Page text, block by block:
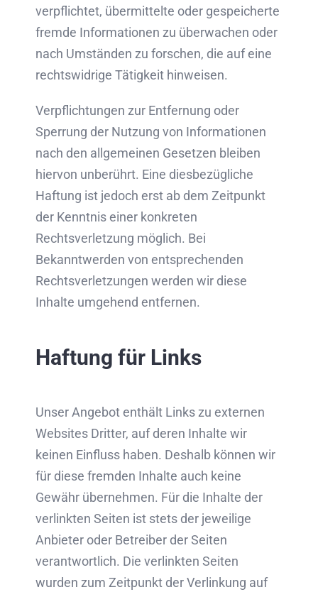
verpflichtet, übermittelte oder gespeicherte
fremde Informationen zu überwachen oder
nach Umständen zu forschen, die auf eine
rechtswidrige Tätigkeit hinweisen.
Verpflichtungen zur Entfernung oder
Sperrung der Nutzung von Informationen
nach den allgemeinen Gesetzen bleiben
hiervon unberührt. Eine diesbezügliche
Haftung ist jedoch erst ab dem Zeitpunkt
der Kenntnis einer konkreten
Rechtsverletzung möglich. Bei
Bekanntwerden von entsprechenden
Rechtsverletzungen werden wir diese
Inhalte umgehend entfernen.
Haftung für Links
Unser Angebot enthält Links zu externen
Websites Dritter, auf deren Inhalte wir
keinen Einfluss haben. Deshalb können wir
für diese fremden Inhalte auch keine
Gewähr übernehmen. Für die Inhalte der
verlinkten Seiten ist stets der jeweilige
Anbieter oder Betreiber der Seiten
verantwortlich. Die verlinkten Seiten
wurden zum Zeitpunkt der Verlinkung auf